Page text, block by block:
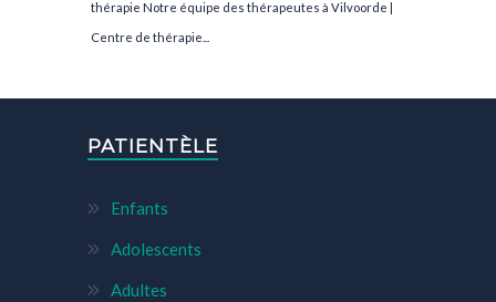
thérapie Notre équipe des thérapeutes à Vilvoorde |
Centre de thérapie...
PATIENTÈLE
Enfants
Adolescents
Adultes